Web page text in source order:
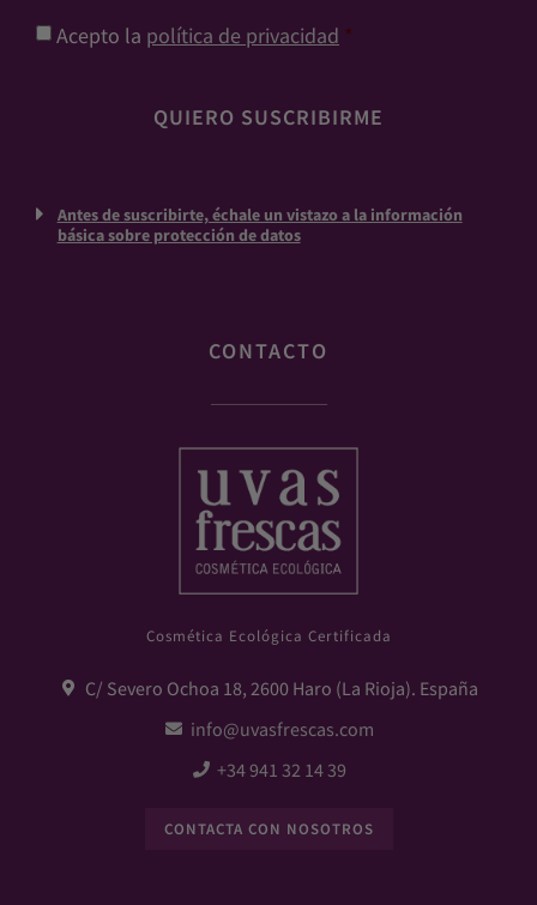
Consentimiento *
Acepto la política de privacidad *
Antes de suscribirte, échale un vistazo a la información
básica sobre protección de datos
CONTACTO
Cosmética Ecológica Certificada
C/ Severo Ochoa 18, 2600 Haro (La Rioja). España
info@uvasfrescas.com
+34 941 32 14 39
CONTACTA CON NOSOTROS